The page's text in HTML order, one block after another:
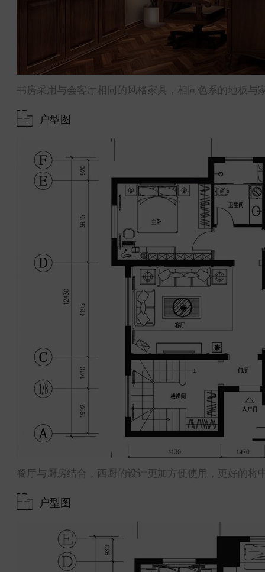
书房采用与会客厅相同的风格家具，相同色系的地板与
户型图
餐厅与厨房结合，西厨的设计更加方便使用，更好的将
户型图